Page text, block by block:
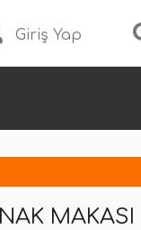
Giriş Yap
MAKASI